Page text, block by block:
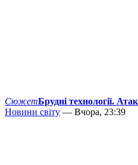
СюжетБрудні технології.
Новини світу — Вчора, 23:39